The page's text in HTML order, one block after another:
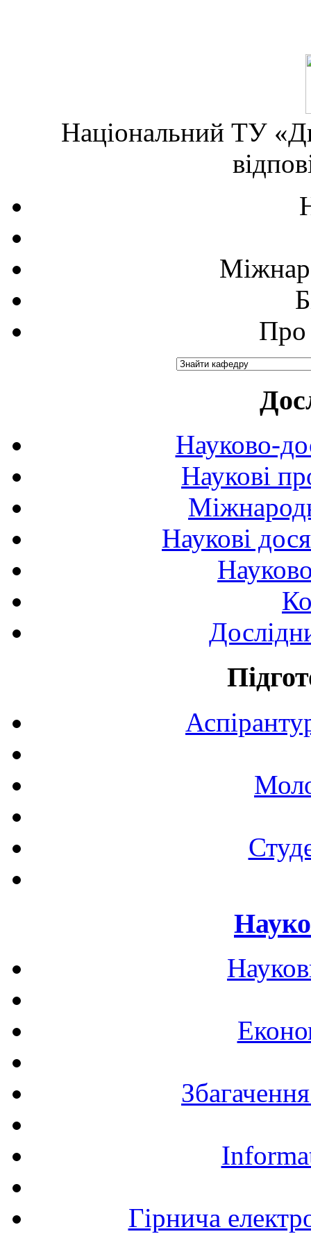
Національний ТУ
Про
Науково-
Наукові
Наукові
Гірнича